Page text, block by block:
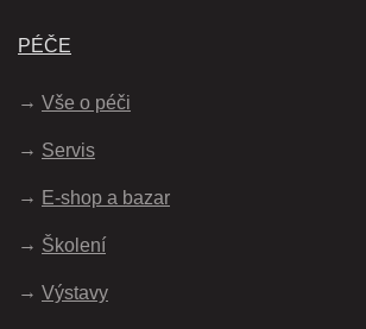
PÉČE
Vše o péči
Servis
E-shop a bazar
Školení
Výstavy